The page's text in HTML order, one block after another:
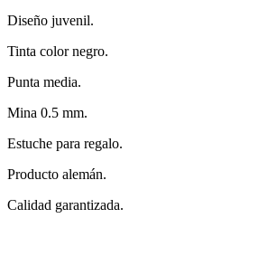
Diseño juvenil.
Tinta color negro.
Punta media.
Mina 0.5 mm.
Estuche para regalo.
Producto alemán.
Calidad garantizada.